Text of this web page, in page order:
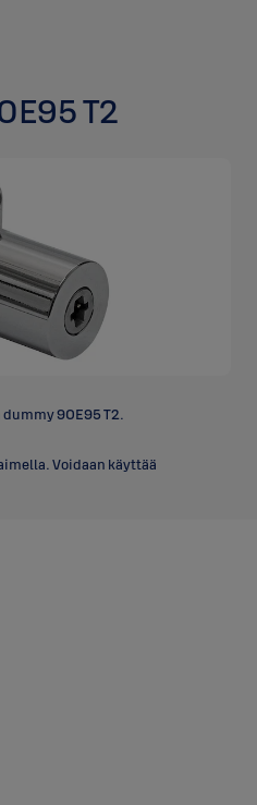
T2
dummy 90E95 T2.
Voidaan käyttää